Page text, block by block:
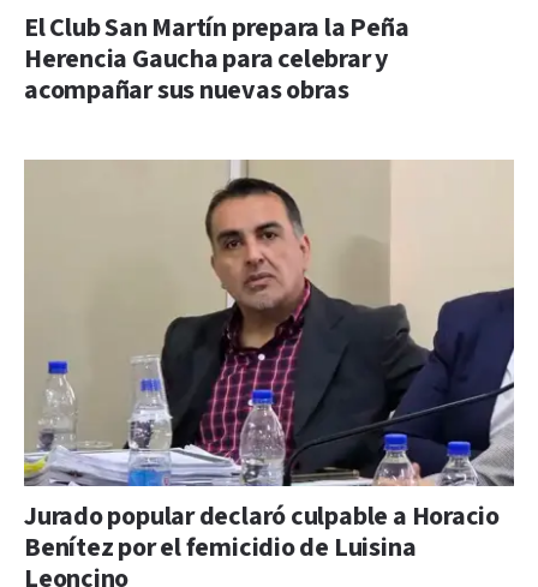
El Club San Martín prepara la Peña
Herencia Gaucha para celebrar y
acompañar sus nuevas obras
Jurado popular declaró culpable a Horacio
Benítez por el femicidio de Luisina
Leoncino